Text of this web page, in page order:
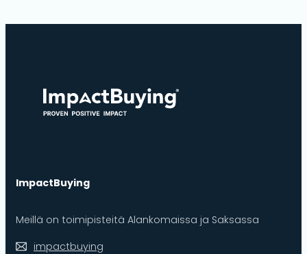
ImpactBuying
Meillä on toimipisteitä Alankomaissa ja Saksassa
impactbuying